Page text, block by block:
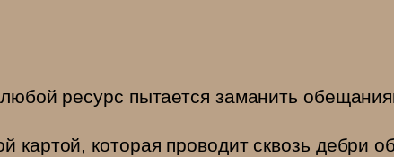
ресурс пытается заманить
картой, которая проводит сквозь дебри